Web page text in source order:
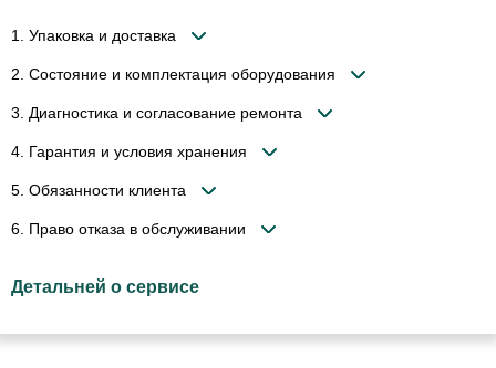
1. Упаковка и доставка
2. Состояние и комплектация оборудования
3. Диагностика и согласование ремонта
4. Гарантия и условия хранения
5. Обязанности клиента
6. Право отказа в обслуживании
Детальней о сервисе